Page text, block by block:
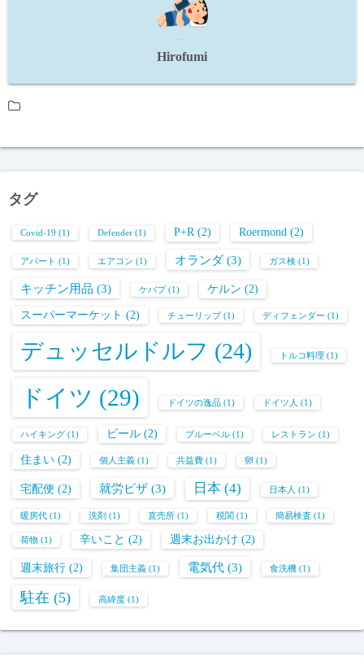
Hirofumi
タグ
Covid-19 (1) Defender (1) P+R(2) Roermond (2)
アパート (1) エアコン (1) オランダ(3) ガス検 (1)
キッチン用品 (3) ケバブ (1) ケルン (2)
スーパーマーケット (2) チューリップ(1) ディフェンダー (1)
デュッセルドルフ (24) トルコ料理 (1)
ドイツ (29) ドイツの逸品 (1) ドイツ人 (1)
ハイキング (1) ビール (2) ブルーベル (1) レストラン (1)
住まい (2) 個人主義 (1) 共益費 (1) 卵 (1)
宅配便 (2) 就労ビザ (3) 日本 (4) 日本人 (1)
暖房代 (1) 洗剤 (1) 直売所 (1) 税関 (1) 簡易検査 (1)
荷物 (1) 辛いこと (2) 週末お出かけ (2)
週末旅行 (2) 集団主義 (1) 電気代 (3) 食洗機 (1)
駐在 (5) 高緯度 (1)